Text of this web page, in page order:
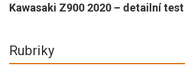
Kawasaki Z900 2020 – detailní
Rubriky